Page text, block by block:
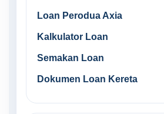
Loan Perodua Axia
Kalkulator Loan
Semakan Loan
Dokumen Loan Kereta